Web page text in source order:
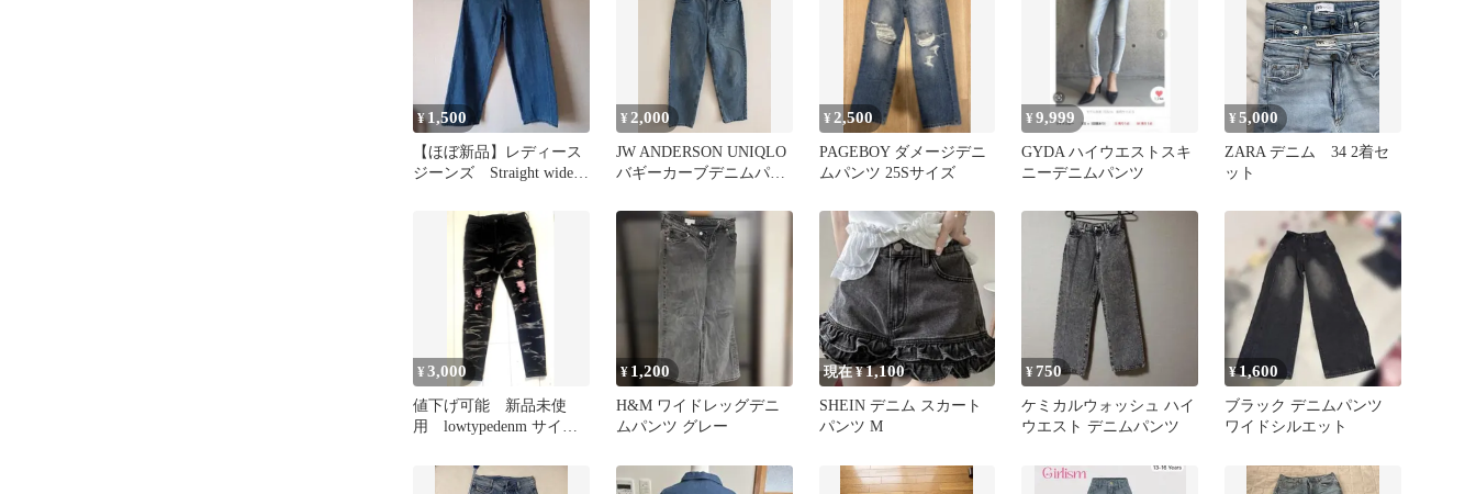
¥1,500
【ほぼ新品】レディース
ジーンズ Straight wide
¥ 2,000
JW ANDERSON UNIQLO
バギーカーブデニムパン
¥ 2,500
PAGEBOY ダメージデニ
ムパンツ 25Sサイズ
¥9,999
GYDA ハイウエストスキ
ニーデニムパンツ
¥5,000
ZARA デニム 34 2着セ
ット
¥3,000
値下げ可能 新品未使
用 lowtypedenm サイズ
¥ 1,200
H&M ワイドレッグデニ
ムパンツ グレー
現在 ¥1,100
SHEIN デニム スカート
パンツ M
¥750
ケミカルウォッシュ ハイ
ウエスト デニムパンツ
¥1,600
ブラック デニムパンツ
ワイドシルエット